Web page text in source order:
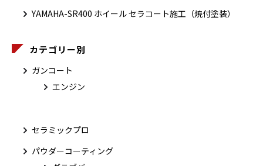
YAMAHA-SR400 ホイール セラコート施工（焼付塗装）
カテゴリー別
ガンコート
エンジン
セラミックプロ
パウダーコーティング